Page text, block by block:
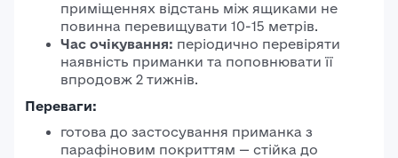
приміщеннях відстань між ящиками не
повинна перевищувати 10-15 метрів.
Час очікування: періодично перевіряти
наявність приманки та поповнювати її
впродовж 2 тижнів.
Переваги:
готова до застосування приманка з
парафіновим покриттям — стійка до